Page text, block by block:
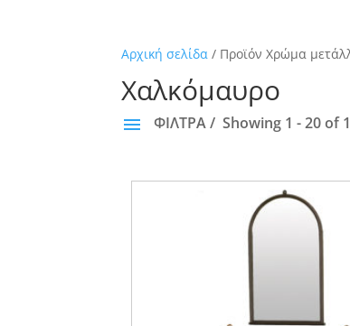
Αρχική σελίδα / Προϊόν Χρώμα
Χαλκόμαυρο
ΦΙΛΤΡΑ Showing 1 - 20 of
ΜΕΤΑΛΛΙΚΑ ΚΡΕΒΑΤΙΑ